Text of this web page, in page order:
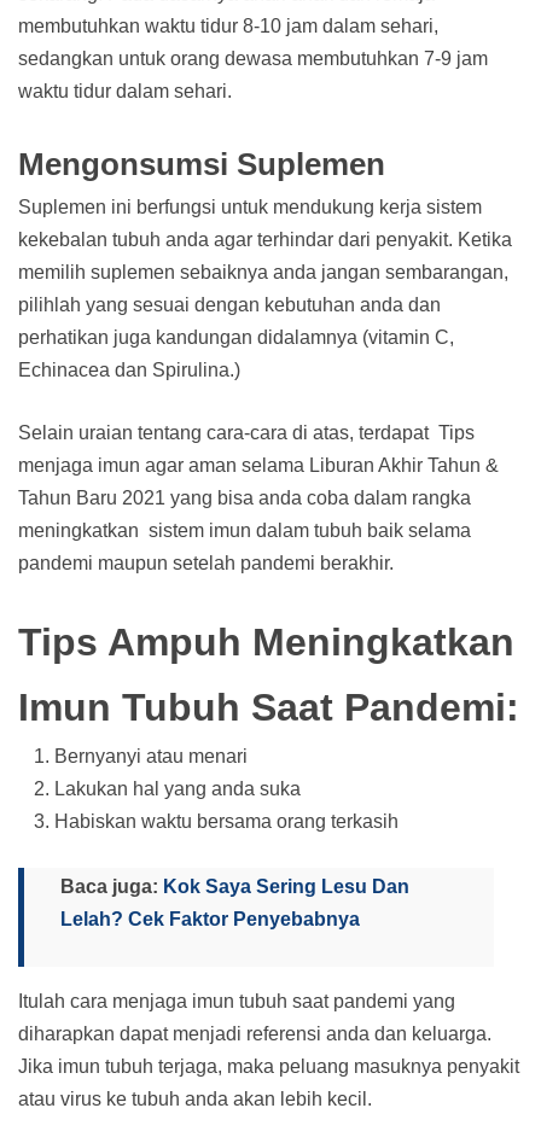
membutuhkan waktu tidur 8-10 jam dalam sehari,
sedangkan untuk orang dewasa membutuhkan 7-9 jam
waktu tidur dalam sehari.
Mengonsumsi Suplemen
Suplemen ini berfungsi untuk mendukung kerja sistem
kekebalan tubuh anda agar terhindar dari penyakit. Ketika
memilih suplemen sebaiknya anda jangan sembarangan,
pilihlah yang sesuai dengan kebutuhan anda dan
perhatikan juga kandungan didalamnya (vitamin C,
Echinacea dan Spirulina.)
Selain uraian tentang cara-cara di atas, terdapat Tips
menjaga imun agar aman selama Liburan Akhir Tahun &
Tahun Baru 2021 yang bisa anda coba dalam rangka
meningkatkan sistem imun dalam tubuh baik selama
pandemi maupun setelah pandemi berakhir.
Tips Ampuh Meningkatkan
Imun Tubuh Saat Pandemi:
Bernyanyi atau menari
Lakukan hal yang anda suka
Habiskan waktu bersama orang terkasih
Baca juga: Kok Saya Sering Lesu Dan
Lelah? Cek Faktor Penyebabnya
Itulah cara menjaga imun tubuh saat pandemi yang
diharapkan dapat menjadi referensi anda dan keluarga.
Jika imun tubuh terjaga, maka peluang masuknya penyakit
atau virus ke tubuh anda akan lebih kecil.